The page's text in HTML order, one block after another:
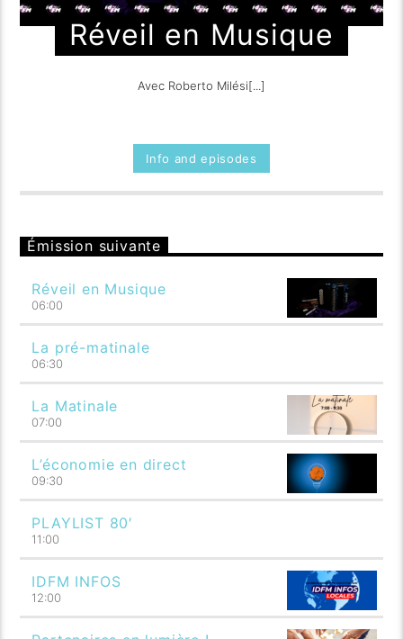
Réveil en Musique
Avec Roberto Milési[...]
Info and episodes
Émission suivante
Réveil en Musique
06:00
La pré-matinale
06:30
La Matinale
07:00
L’économie en direct
09:30
PLAYLIST 80′
11:00
IDFM INFOS
12:00